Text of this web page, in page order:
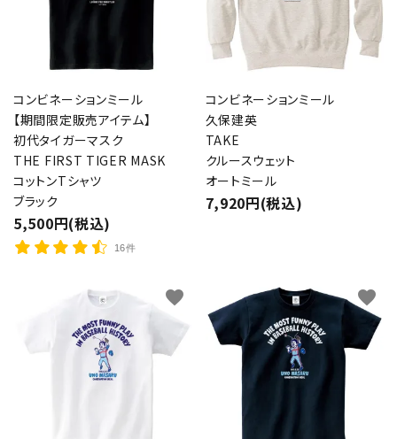
コンビネーションミール
【期間限定販売アイテム】
初代タイガーマスク
THE FIRST TIGER MASK
コットンTシャツ
ブラック
5,500円(税込)
16件
コンビネーションミール
久保建英
TAKE
クルースウェット
オートミール
7,920円(税込)
favorite favorite